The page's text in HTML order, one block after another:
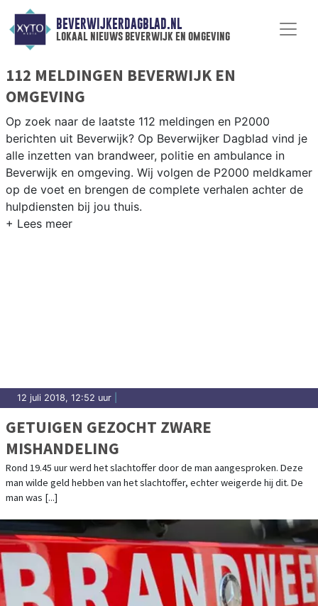
BEVERWIJKERDAGBLAD.NL
lokaal nieuws beverwijk en omgeving
112 MELDINGEN BEVERWIJK EN
OMGEVING
Op zoek naar de laatste 112 meldingen en P2000
berichten uit Beverwijk? Op Beverwijker Dagblad vind je
alle inzetten van brandweer, politie en ambulance in
Beverwijk en omgeving. Wij volgen de P2000 meldkamer
op de voet en brengen de complete verhalen achter de
hulpdiensten bij jou thuis.
12 juli 2018, 12:52 uur
GETUIGEN GEZOCHT ZWARE
MISHANDELING
Rond 19.45 uur werd het slachtoffer door de man aangesproken. Deze
man wilde geld hebben van het slachtoffer, echter weigerde hij dit. De
man was [...]